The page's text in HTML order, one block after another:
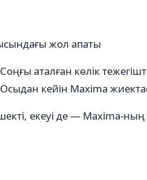
жол апаты
аталған көлік
кейін Maxima
екеуі де — Maxima-